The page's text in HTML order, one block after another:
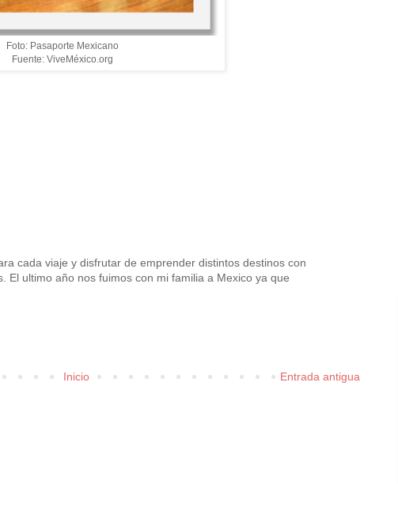
Foto: Pasaporte Mexicano
Fuente: ViveMéxico.org
cada viaje y disfrutar de emprender distintos destinos con
El ultimo año nos fuimos con mi familia a Mexico ya que
Entrada antigua
Inicio